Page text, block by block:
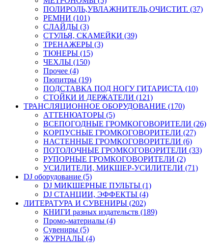
ПОЛИРОЛЬ,УВЛАЖНИТЕЛЬ,ОЧИСТИТ. (37)
РЕМНИ (101)
СЛАЙДЫ (3)
СТУЛЬЯ, СКАМЕЙКИ (39)
ТРЕНАЖЕРЫ (3)
ТЮНЕРЫ (15)
ЧЕХЛЫ (150)
Прочее (4)
Пюпитры (19)
ПОДСТАВКА ПОД НОГУ ГИТАРИСТА (10)
СТОЙКИ И ДЕРЖАТЕЛИ (121)
ТРАНСЛЯЦИОННОЕ ОБОРУДОВАНИЕ (170)
АТТЕНЮАТОРЫ (5)
ВСЕПОГОДНЫЕ ГРОМКОГОВОРИТЕЛИ (26)
КОРПУСНЫЕ ГРОМКОГОВОРИТЕЛИ (27)
НАСТЕННЫЕ ГРОМКОГОВОРИТЕЛИ (6)
ПОТОЛОЧНЫЕ ГРОМКОГОВОРИТЕЛИ (33)
РУПОРНЫЕ ГРОМКОГОВОРИТЕЛИ (2)
УСИЛИТЕЛИ, МИКШЕР-УСИЛИТЕЛИ (71)
DJ оборудование (5)
DJ МИКШЕРНЫЕ ПУЛЬТЫ (1)
DJ СТАНЦИИ, ЭФФЕКТЫ (4)
ЛИТЕРАТУРА И СУВЕНИРЫ (202)
КНИГИ разных издательств (189)
Промо-материалы (4)
Сувениры (5)
ЖУРНАЛЫ (4)